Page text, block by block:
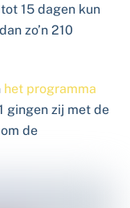
15 dagen kun
zo’n 210
het programma
gingen zij met de
de